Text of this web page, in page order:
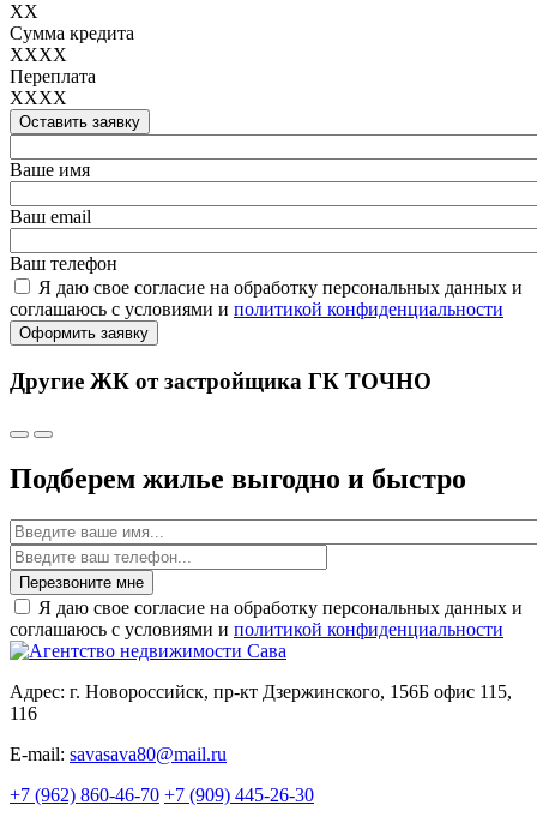
XX
Сумма кредита
XXXX
Переплата
XXXX
Оставить заявку
Ваше имя
Ваш email
Ваш телефон
Я даю свое согласие на обработку персональных данных и
соглашаюсь с условиями и политикой конфиденциальности
Оформить заявку
Другие ЖК от застройщика ГК ТОЧНО
Подберем жилье выгодно и быстро
Имя
Перезвоните мне
Я даю свое согласие на обработку персональных данных и
соглашаюсь с условиями и политикой конфиденциальности
Адрес: г. Новороссийск, пр-кт Дзержинского, 156Б офис 115,
116
E-mail: savasava80@mail.ru
+7 (962) 860-46-70 +7 (909) 445-26-30